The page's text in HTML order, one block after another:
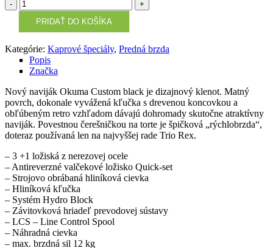
PRIDAŤ DO KOŠÍKA
Kategórie: Kaprové špeciály, Predná brzda
Popis
Značka
Nový naviják Okuma Custom black je dizajnový klenot. Matný
povrch, dokonale vyvážená kľučka s drevenou koncovkou a
obľúbeným retro vzhľadom dávajú dohromady skutočne atraktívny
naviják. Povestnou čerešničkou na torte je špičková „rýchlobrzda“,
doteraz používaná len na najvyššej rade Trio Rex.
– 3 +1 ložiská z nerezovej ocele
– Antireverzné valčekové ložisko Quick-set
– Strojovo obrábaná hliníková cievka
– Hliníková kľučka
– Systém Hydro Block
– Závitovková hriadeľ prevodovej sústavy
– LCS – Line Control Spool
– Náhradná cievka
– max. brzdná sil 12 kg